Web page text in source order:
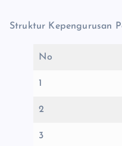
Struktur Kepengurusan
No
1
2
3